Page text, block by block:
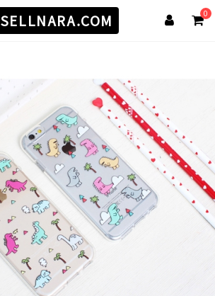
0
SELLNARA.COM